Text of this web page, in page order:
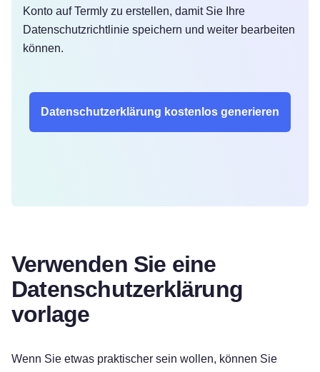
Konto auf Termly zu erstellen, damit Sie Ihre
Datenschutzrichtlinie speichern und weiter bearbeiten
können.
Datenschutzerklärung kostenlos generieren
Verwenden Sie eine
Datenschutzerklärung
vorlage
Wenn Sie etwas praktischer sein wollen, können Sie